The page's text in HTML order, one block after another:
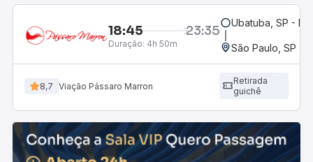
18:45 23:35
Duração: 4h 50m
Ubatuba, SP -
São Paulo, SP -
8,7 Viação Pássaro Marron
Retirada
guichê